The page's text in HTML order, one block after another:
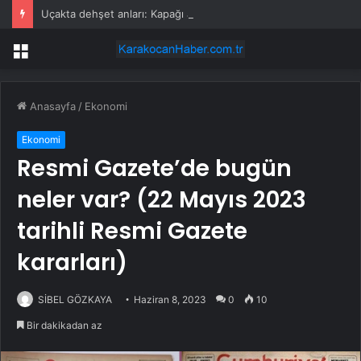
Menü
Anasayfa / Ekonomi
Ekonomi
Resmi Gazete’de bugün
neler var? (22 Mayıs 2023
tarihli Resmi Gazete
kararları)
SİBEL GÖZKAYA Haziran 8, 2023 0 10
Bir dakikadan az